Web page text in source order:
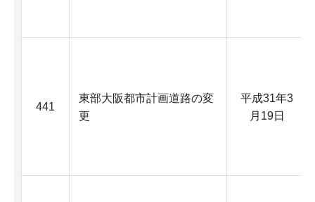
441
東部大阪都市計画道路の変
更
平成31年3
月19日